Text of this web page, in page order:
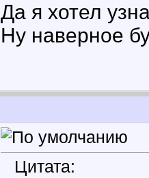
Да я хотел
Ну наверное
Цитата: